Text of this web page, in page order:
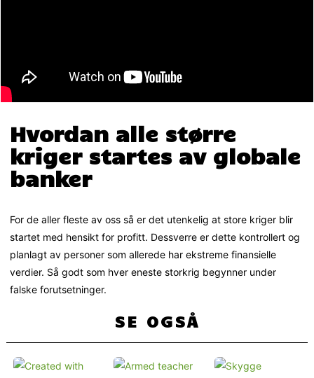
Hvordan alle større
kriger startes av globale
banker
For de aller fleste av oss så er det utenkelig at store kriger blir
startet med hensikt for profitt. Dessverre er dette kontrollert og
planlagt av personer som allerede har ekstreme finansielle
verdier. Så godt som hver eneste storkrig begynner under
falske forutsetninger.
SE OGSÅ